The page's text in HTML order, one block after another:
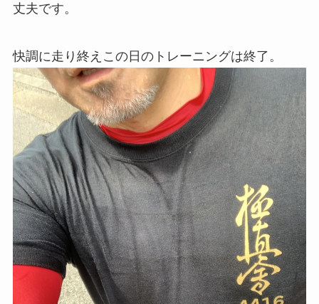
丈夫です。
快調に走り終えこの日のトレーニングは終了。